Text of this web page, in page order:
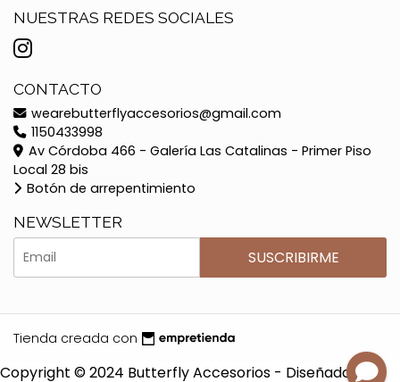
NUESTRAS REDES SOCIALES
CONTACTO
wearebutterflyaccesorios@gmail.com
1150433998
Av Córdoba 466 - Galería Las Catalinas - Primer Piso
Local 28 bis
Botón de arrepentimiento
NEWSLETTER
SUSCRIBIRME
Tienda creada con
Copyright © 2024 Butterfly Accesorios - Diseñado por